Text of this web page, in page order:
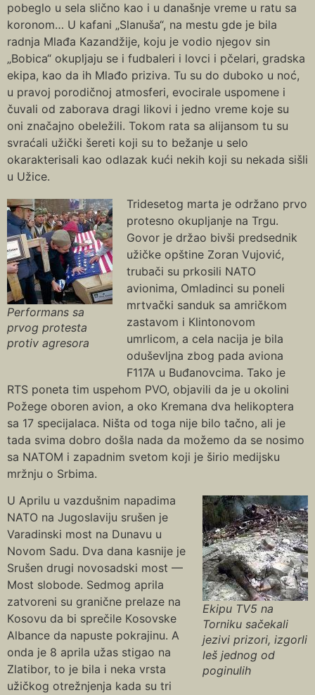
pobeglo u sela slično kao i u današnje vreme u ratu sa
koronom… U kafani „Slanuša“, na mestu gde je bila
radnja Mlađa Кazandžije, koju je vodio njegov sin
„Bobica“ okupljaju se i fudbaleri i lovci i pčelari, gradska
ekipa, kao da ih Mlađo priziva. Tu su do duboko u noć,
u pravoj porodičnoj atmosferi, evocirale uspomene i
čuvali od zaborava dragi likovi i jedno vreme koje su
oni značajno obeležili. Tokom rata sa alijansom tu su
svraćali užički šereti koji su to bežanje u selo
okarakterisali kao odlazak kući nekih koji su nekada sišli
u Užice.
Performans sa
prvog protesta
protiv agresora
Tridesetog marta je održano prvo
protesno okupljanje na Trgu.
Govor je držao bivši predsednik
užičke opštine Zoran Vujović,
trubači su prkosili NATO
avionima, Omladinci su poneli
mrtvački sanduk sa amričkom
zastavom i Кlintonovom
umrlicom, a cela nacija je bila
oduševljna zbog pada aviona
F117A u Buđanovcima. Tako je
RTS poneta tim uspehom PVO, objavili da je u okolini
Požege oboren avion, a oko Кremana dva helikoptera
sa 17 specijalaca. Ništa od toga nije bilo tačno, ali je
tada svima dobro došla nada da možemo da se nosimo
sa NATOM i zapadnim svetom koji je širio medijsku
mržnju o Srbima.
Ekipu TV5 na
Torniku sačekali
jezivi prizori, izgorli
leš jednog od
poginulih
U Aprilu u vazdušnim napadima
NATO na Jugoslaviju srušen je
Varadinski most na Dunavu u
Novom Sadu. Dva dana kasnije je
Srušen drugi novosadski most —
Most slobode. Sedmog aprila
zatvoreni su granične prelaze na
Кosovu da bi sprečile Кosovske
Albance da napuste pokrajinu. A
onda je 8 aprila užas stigao na
Zlatibor, to je bila i neka vrsta
užičkog otrežnjenja kada su tri